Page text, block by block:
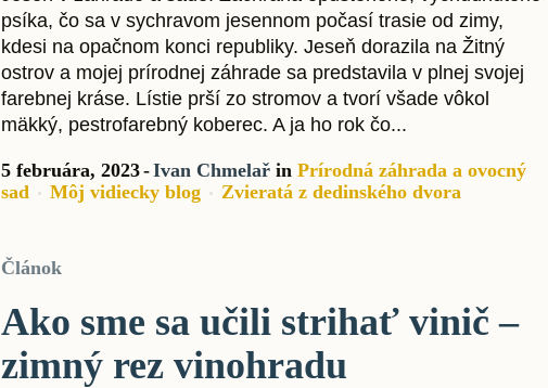
psíka, čo sa v sychravom jesennom počasí trasie od zimy,
kdesi na opačnom konci republiky. Jeseň dorazila na Žitný
ostrov a mojej prírodnej záhrade sa predstavila v plnej svojej
farebnej kráse. Lístie prší zo stromov a tvorí všade vôkol
mäkký, pestrofarebný koberec. A ja ho rok čo...
5 februára, 2023 Ivan Chmelařin Prírodná záhrada a ovocný
sad
Môj vidiecky blog Zvieratá z dedinského dvora
Článok
Ako sme sa učili strihať vinič –
zimný rez vinohradu